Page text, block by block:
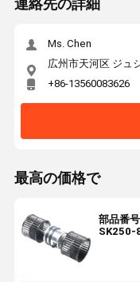
連絡先の詳細
Ms. Chen
広州市天河区 ジュ
+86-13560083626
最高の価格で
部品番
SK250-